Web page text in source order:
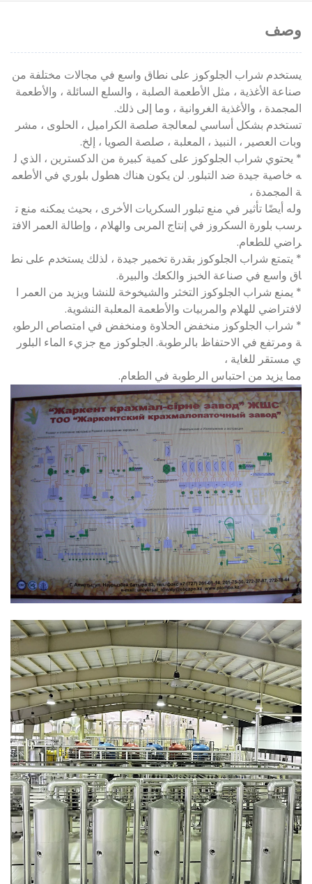
وصف
يستخدم شراب الجلوكوز على نطاق واسع في مجالات مختلفة من
صناعة الأغذية ، مثل الأطعمة الصلبة ، والسلع السائلة ، والأطعمة
المجمدة ، والأغذية الغروانية ، وما إلى ذلك.
تستخدم بشكل أساسي لمعالجة صلصة الكراميل ، الحلوى ، مشر
وبات العصير ، النبيذ ، المعلبة ، صلصة الصويا ، إلخ.
* يحتوي شراب الجلوكوز على كمية كبيرة من الدكسترين ، الذي ل
ه خاصية جيدة ضد التبلور. لن يكون هناك هطول بلوري في الأطعم
ة المجمدة ،
وله أيضًا تأثير في منع تبلور السكريات الأخرى ، بحيث يمكنه منع ت
رسب بلورة السكروز في إنتاج المربى والهلام ، وإطالة العمر الافت
راضي للطعام.
* يتمتع شراب الجلوكوز بقدرة تخمير جيدة ، لذلك يستخدم على نط
اق واسع في صناعة الخبز والكعك والبيرة.
* يمنع شراب الجلوكوز التخثر والشيخوخة للنشا ويزيد من العمر ا
لافتراضي للهلام والمربيات والأطعمة المعلبة النشوية.
* شراب الجلوكوز منخفض الحلاوة ومنخفض في امتصاص الرطوب
ة ومرتفع في الاحتفاظ بالرطوبة. الجلوكوز مع جزيء الماء البلور
ي مستقر للغاية ،
مما يزيد من احتباس الرطوبة في الطعام.